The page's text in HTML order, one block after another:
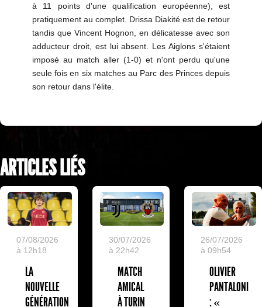
à 11 points d'une qualification européenne), est
pratiquement au complet. Drissa Diakité est de retour
tandis que Vincent Hognon, en délicatesse avec son
adducteur droit, est lui absent. Les Aiglons s'étaient
imposé au match aller (1-0) et n'ont perdu qu'une
seule fois en six matches au Parc des Princes depuis
son retour dans l'élite.
ARTICLES LIÉS
07/08/2026
à 12h18
LA
NOUVELLE
GÉNÉRATION
30/07/2026
à 22h42
MATCH
AMICAL
À TURIN
26/07/2026
à 09h54
OLIVIER
PANTALONI
: «